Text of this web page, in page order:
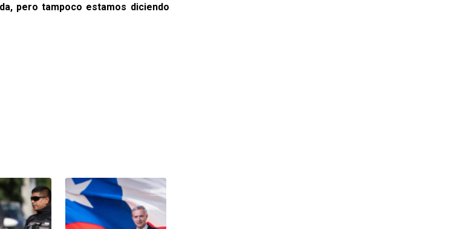
pero tampoco estamos diciendo